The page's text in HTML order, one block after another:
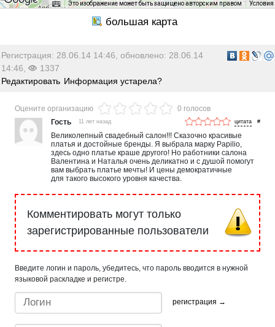
Это изображение может быть защищено авторским правом Условия
Регистрация: 28.06.14 14:46, обновлено: 28.06.14
14:46,
1337
Редактировать Информация устарела?
Оцените организацию
0 голосов
Гость
11 лет назад #
Великолепный свадебный салон!!! Сказочно красивые
платья и достойные бренды. Я выбрала марку Papilio,
здесь одно платье краше другого! Но работники салона
Валентина и Наталья очень деликатно и с душой помогут
вам выбрать платье мечты! И цены демократичные
для такого высокого уровня качества.
Комментировать могут только
зарегистрированные пользователи
Введите логин и пароль, убедитесь, что пароль вводится в нужной
языковой раскладке и регистре.
регистрация →